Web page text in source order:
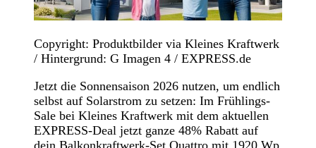
Copyright: Produktbilder via Kleines Kraftwerk
/ Hintergrund: G Imagen 4 / EXPRESS.de
Jetzt die Sonnensaison 2026 nutzen, um endlich
selbst auf Solarstrom zu setzen: Im Frühlings-
Sale bei Kleines Kraftwerk mit dem aktuellen
EXPRESS-Deal jetzt ganze 48% Rabatt auf